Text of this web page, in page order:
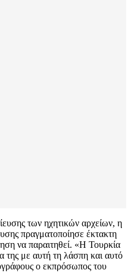
των ηχητικών αρχείων, η
πραγματοποίησε έκτακτη
να παραιτηθεί. «Η Τουρκία
της με αυτή τη λάσπη και αυτό
ο εκπρόσωπος του